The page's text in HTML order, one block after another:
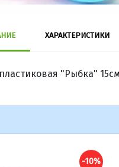
ХАРАКТЕРИСТИКИ
"Рыбка" 15см
-10%